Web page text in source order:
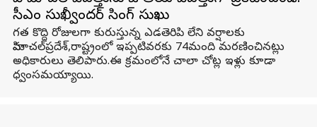
సీఎం సుఖ్వీంద‌ర్ సింగ్ సుఖు
గత కొద్ది రోజులగా కురుస్తున్న ఎడతెరిపి లేని వర్షాలకు
హిమాచల్‌ప్రదేశ్,రాష్ట్రంలో ఇప్పటివరకు 74మంది మరణించినట్లు
అధికారులు తెలిపారు.ఈ క్రమంలోనే చాలా చోట్ల ఇళ్లు కూడా
ధ్వంసమయ్యాయి.